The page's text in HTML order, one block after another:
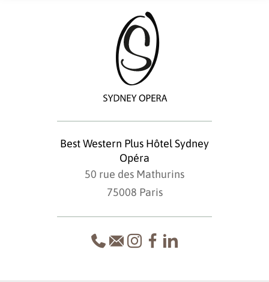
Best Western Plus Hôtel Sydney
Opéra
50 rue des Mathurins
75008 Paris